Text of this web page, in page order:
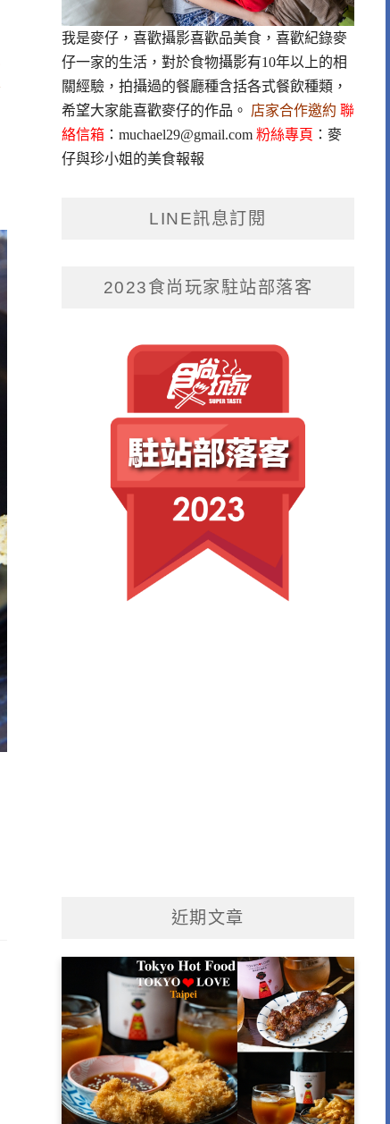
我是麥仔，喜歡攝影喜歡品美食，喜歡紀錄麥
仔一家的生活，對於食物攝影有10年以上的相
關經驗，拍攝過的餐廳種含括各式餐飲種類，
希望大家能喜歡麥仔的作品。 店家合作邀約 聯
絡信箱： muchael29@gmail.com 粉絲專頁 ： 麥
仔與珍小姐的美食報報
LINE訊息訂閱
2023食尚玩家駐站部落客
近期文章